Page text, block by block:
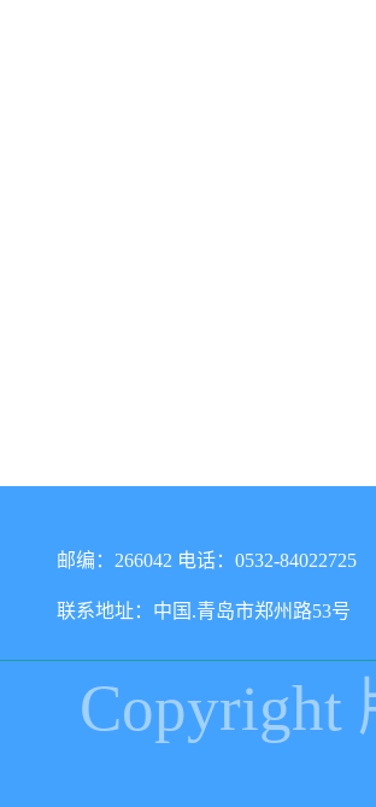
邮编：266042 电话：0532-84022725
联系地址：中国.青岛市郑州路53号
Copyright